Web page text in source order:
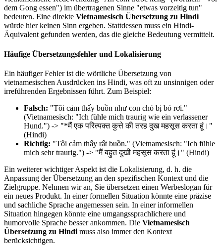
dem Gong essen") im übertragenen Sinne "etwas vorzeitig tun"
bedeuten. Eine direkte Vietnamesisch Übersetzung zu Hindi
würde hier keinen Sinn ergeben. Stattdessen muss ein Hindi-
Äquivalent gefunden werden, das die gleiche Bedeutung vermittelt.
Häufige Übersetzungsfehler und Lokalisierung
Ein häufiger Fehler ist die wörtliche Übersetzung von
vietnamesischen Ausdrücken ins Hindi, was oft zu unsinnigen oder
irreführenden Ergebnissen führt. Zum Beispiel:
Falsch: "Tôi cảm thấy buồn như con chó bị bỏ rơi."
(Vietnamesisch: "Ich fühle mich traurig wie ein verlassener
Hund.") -> "*मैं एक परित्यक्त कुत्ते की तरह दुख महसूस करता हूं।"
(Hindi)
Richtig: "Tôi cảm thấy rất buồn." (Vietnamesisch: "Ich fühle
mich sehr traurig.") -> "मैं बहुत दुखी महसूस करता हूं।" (Hindi)
Ein weiterer wichtiger Aspekt ist die Lokalisierung, d. h. die
Anpassung der Übersetzung an den spezifischen Kontext und die
Zielgruppe. Nehmen wir an, Sie übersetzen einen Werbeslogan für
ein neues Produkt. In einer formellen Situation könnte eine präzise
und sachliche Sprache angemessen sein. In einer informellen
Situation hingegen könnte eine umgangssprachlichere und
humorvolle Sprache besser ankommen. Die Vietnamesisch
Übersetzung zu Hindi muss also immer den Kontext
berücksichtigen.